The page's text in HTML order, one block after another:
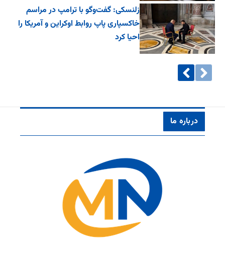
زلنسکی: گفت‌وگو با ترامپ در مراسم
خاکسپاری پاپ روابط اوکراین و آمریکا را
احیا کرد
درباره ما